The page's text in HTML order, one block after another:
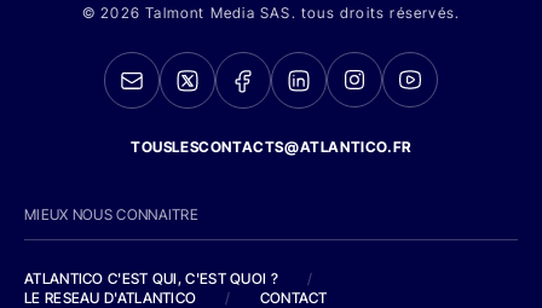
© 2026 Talmont Media SAS. tous droits réservés.
TOUSLESCONTACTS@ATLANTICO.FR
MIEUX NOUS CONNAITRE
ATLANTICO C'EST QUI, C'EST QUOI ?
/
LE RESEAU D'ATLANTICO
/ CONTACT